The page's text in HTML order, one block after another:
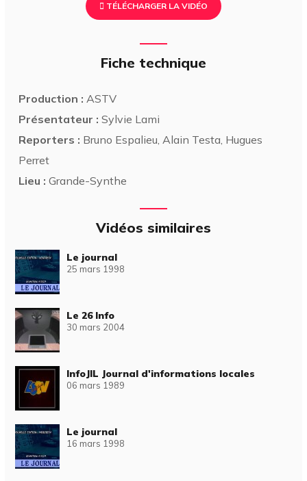
TÉLÉCHARGER LA VIDÉO
Fiche technique
Production : ASTV
Présentateur : Sylvie Lami
Reporters : Bruno Espalieu, Alain Testa, Hugues
Perret
Lieu : Grande-Synthe
Vidéos similaires
Le journal
25 mars 1998
Le 26 Info
30 mars 2004
InfoJIL Journal d'informations locales
06 mars 1989
Le journal
16 mars 1998